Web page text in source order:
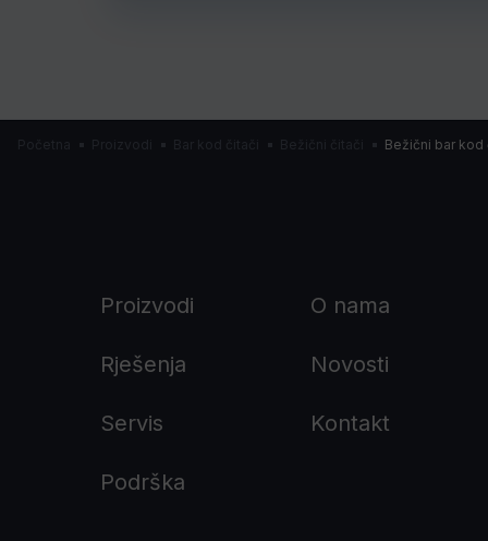
Bežični bar kod
Proizvodi
Rješenja
Servis
Podrška
O nama
Novosti
Kontakt